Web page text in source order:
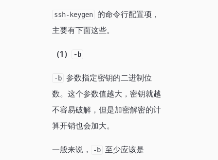
ssh-keygen
的命令行配置项，
主要有下面这些。
（1） -b
-b 参数指定密钥的二进制位
数。这个参数值越大，密钥就越
不容易破解，但是加密解密的计
算开销也会加大。
一般来说， -b 至少应该是